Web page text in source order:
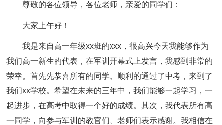
尊敬的各位领导，各位老师，亲爱的同学们：
大家上午好！
我是来自高一年级xx班的xxx，很高兴今天我能够作为
我们高一新生的代表，在军训开幕式上发言，我感到非常的
荣幸。首先先恭喜所有的同学。顺利的通过了中考，来到了
我们xx学校。希望在未来的三年中，我们能够一起学习，一
起进步，在高考中取得一个好的成绩。其次，我代表所有高
一同学，向参与军训的教官们、老师们表示感谢。我相信在